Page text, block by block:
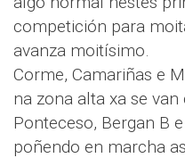
competición para
avanza moitísimo.
Corme, Camariñas e
na zona alta xa se
Ponteceso, Bergan B
poñendo en marcha